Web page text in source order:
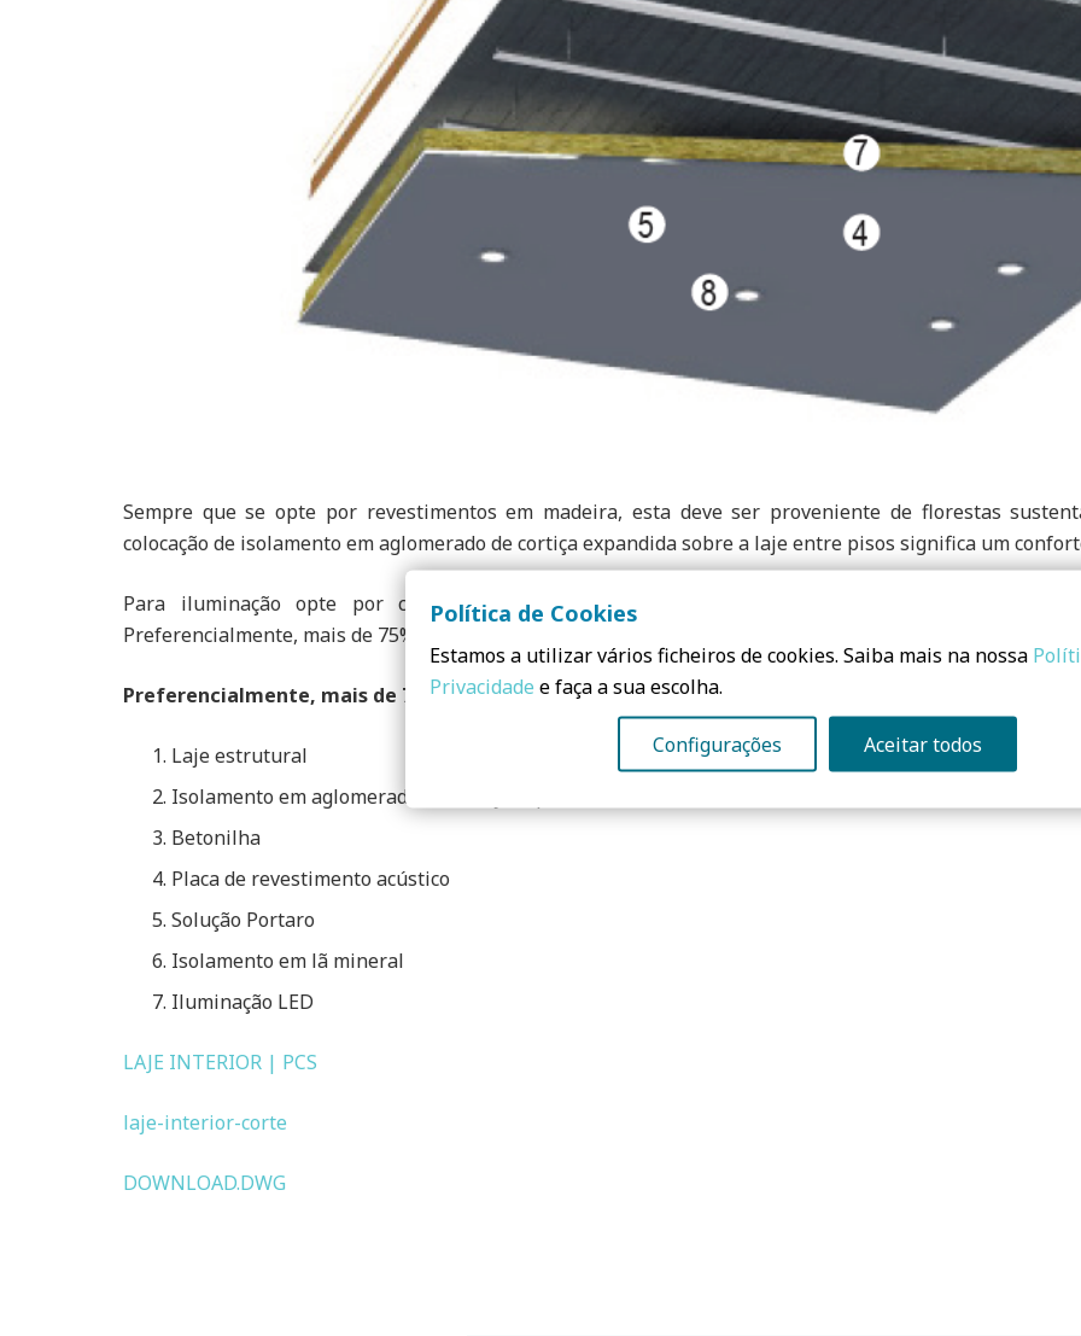
Sempre que se opte por revestimentos em madeira, esta deve ser proveniente de florestas
colocação de isolamento em aglomerado de cortiça expandida sobre a laje entre pisos significa um
Para iluminação opte por colocar acessórios dedicados especificamente à iluminação que só
Preferencialmente, mais de 75% de todas as luzes fixas devem ser de baixo consumo.
Preferencialmente, mais de 75% de todas as luzes fixas devem ser de baixo consumo.
Laje estrutural
Isolamento em aglomerado de cortiça expandida
Betonilha
Placa de revestimento acústico
Solução Portaro
Isolamento em lã mineral
Iluminação LED
LAJE INTERIOR | PCS
laje-interior-corte
DOWNLOAD.DWG
Política de Cookies
Estamos a utilizar vários ficheiros de cookies. Saiba mais na nossa
Privacidade e faça a sua escolha.
Configurações Aceitar todos